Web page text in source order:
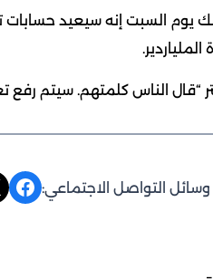
يوم السبت إنه سيعيد حسابات
“قال الناس كلمتهم. سيتم
وسائل التواصل الاجتماعي: Share on Facebook